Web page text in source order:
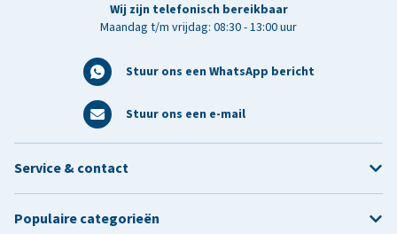
Wij zijn telefonisch bereikbaar
Maandag t/m vrijdag: 08:30 - 13:00 uur
Stuur ons een WhatsApp bericht
Stuur ons een e-mail
Service & contact
Populaire categorieën